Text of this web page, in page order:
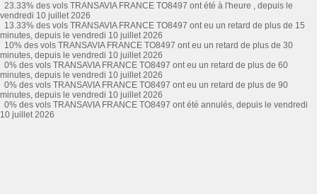
23.33% des vols TRANSAVIA FRANCE TO8497 ont été à l'heure , depuis le
vendredi 10 juillet 2026
13.33% des vols TRANSAVIA FRANCE TO8497 ont eu un retard de plus de 15
minutes, depuis le vendredi 10 juillet 2026
10% des vols TRANSAVIA FRANCE TO8497 ont eu un retard de plus de 30
minutes, depuis le vendredi 10 juillet 2026
0% des vols TRANSAVIA FRANCE TO8497 ont eu un retard de plus de 60
minutes, depuis le vendredi 10 juillet 2026
0% des vols TRANSAVIA FRANCE TO8497 ont eu un retard de plus de 90
minutes, depuis le vendredi 10 juillet 2026
0% des vols TRANSAVIA FRANCE TO8497 ont été annulés, depuis le vendredi
10 juillet 2026